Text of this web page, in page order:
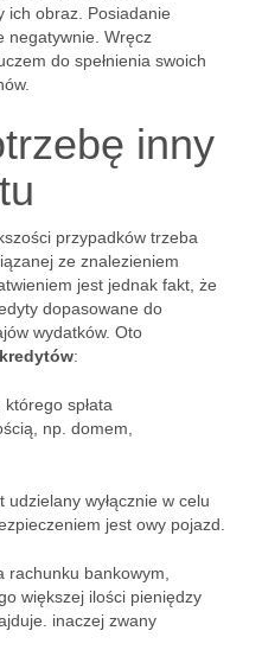
ich obraz. Posiadanie
negatywnie. Wręcz
do spełnienia swoich
inny
przypadków trzeba
ze znalezieniem
jest jednak fakt, że
dopasowane do
wydatków. Oto
:
spłata
np. domem,
wyłącznie w celu
jest owy pojazd.
bankowym,
większej ilości pieniędzy
inaczej zwany